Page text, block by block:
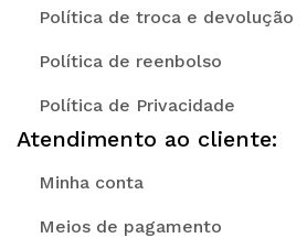
Política de troca e devolução
Política de reenbolso
Política de Privacidade
Atendimento ao cliente:
Minha conta
Meios de pagamento